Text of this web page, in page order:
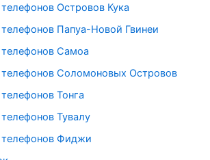
Островов Кука
Папуа-Новой Гвинеи
Самоа
телефонов Соломоновых Островов
Тонга
Тувалу
телефонов Фиджи